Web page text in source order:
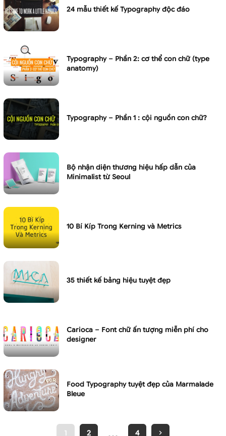
24 mẫu thiết kế Typography độc đáo
Typography – Phần 2: cơ thể con chữ (type
anatomy)
Typography – Phần 1 : cội nguồn con chữ?
Bộ nhận diện thương hiệu hấp dẫn của
Minimalist từ Seoul
10 Bí Kíp Trong Kerning và Metrics
35 thiết kế bảng hiệu tuyệt đẹp
Carioca – Font chữ ấn tượng miễn phí cho
designer
Food Typography tuyệt đẹp của Marmalade
Bleue
1 2 … 4